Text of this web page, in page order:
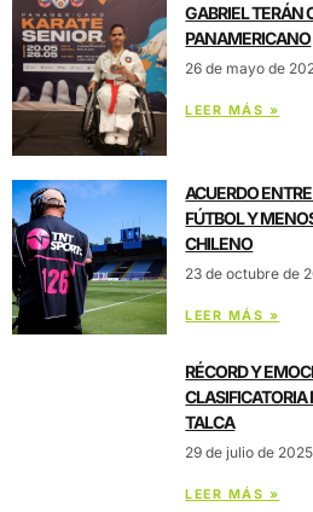
GABRIEL TERÁN
PANAMERICANO
26 de mayo de
LEER MÁS »
ACUERDO
FÚTBOL Y
CHILENO
23 de octubre de
LEER MÁS »
RÉCORD Y
CLASIFICATORIA
TALCA
29 de julio de
LEER MÁS »